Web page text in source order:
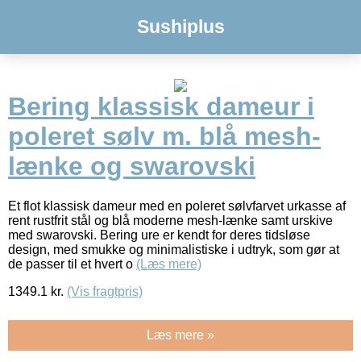
Sushiplus
Bering klassisk dameur i
poleret sølv m. blå mesh-
lænke og swarovski
Et flot klassisk dameur med en poleret sølvfarvet urkasse af
rent rustfrit stål og blå moderne mesh-lænke samt urskive
med swarovski. Bering ure er kendt for deres tidsløse
design, med smukke og minimalistiske i udtryk, som gør at
de passer til et hvert o (Læs mere)
1349.1 kr. (Vis fragtpris)
Læs mere »